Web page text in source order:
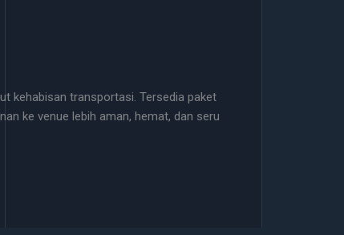
kehabisan transportasi. Tersedia paket
ke venue lebih aman, hemat, dan seru